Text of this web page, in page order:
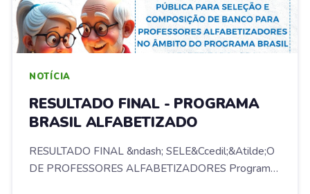
NOTÍCIA
RESULTADO FINAL - PROGRAMA
BRASIL ALFABETIZADO
RESULTADO FINAL &ndash; SELE&Ccedil;&Atilde;O
DE PROFESSORES ALFABETIZADORES Programa